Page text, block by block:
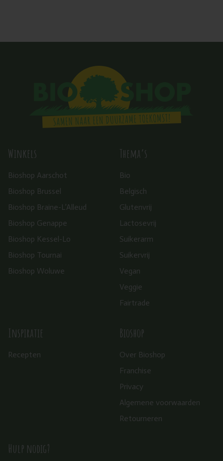
Winkels
Bioshop Aarschot
Bioshop Brussel
Bioshop Braine-L’Alleud
Bioshop Genappe
Bioshop Kessel-Lo
Bioshop Tournai
Bioshop Woluwe
Thema’s
Bio
Belgisch
Glutenvrij
Lactosevrij
Suikerarm
Suikervrij
Vegan
Veggie
Fairtrade
Inspiratie
Recepten
Bioshop
Over Bioshop
Franchise
Privacy
Algemene voorwaarden
Retourneren
Hulp nodig?